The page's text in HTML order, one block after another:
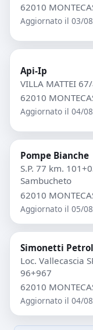
62010
Aggiornato il 03/
Api-Ip
VILLA MATTEI
62010
Aggiornato il 04/
Pompe Bianche
S.P. 77 km.
Sambucheto
62010
Aggiornato il 05/
Simonetti
Loc. Vallecascia
96+967
62010
Aggiornato il 04/